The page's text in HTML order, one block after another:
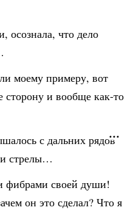
осознала, что дело
моему примеру, вот
сторону и вообще как-то
с дальних рядов
стрелы…
фибрами своей души!
он это сделал? Что я